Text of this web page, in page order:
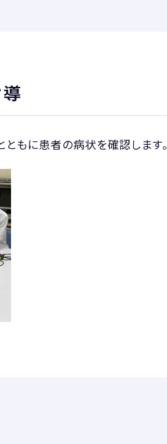
もに患者の病状を確認します。